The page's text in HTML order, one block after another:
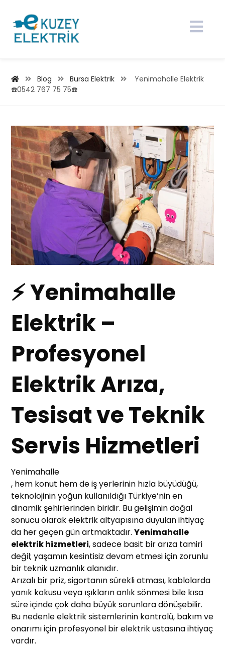
Blog Bursa Elektrik
Yenimahalle Elektrik
☎️0542 767 75 75☎️
⚡ Yenimahalle
Elektrik –
Profesyonel
Elektrik Arıza,
Tesisat ve Teknik
Servis Hizmetleri
Yenimahalle
, hem konut hem de iş yerlerinin hızla büyüdüğü,
teknolojinin yoğun kullanıldığı Türkiye’nin en
dinamik şehirlerinden biridir. Bu gelişimin doğal
sonucu olarak elektrik altyapısına duyulan ihtiyaç
da her geçen gün artmaktadır.Yenimahalle
elektrik hizmetleri, sadece basit bir arıza tamiri
değil; yaşamın kesintisiz devam etmesi için zorunlu
bir teknik uzmanlık alanıdır.
Arızalı bir priz, sigortanın sürekli atması, kablolarda
yanık kokusu veya ışıkların anlık sönmesi bile kısa
süre içinde çok daha büyük sorunlara dönüşebilir.
Bu nedenle elektrik sistemlerinin kontrolü, bakım ve
onarımı için profesyonel bir elektrik ustasına ihtiyaç
vardır.